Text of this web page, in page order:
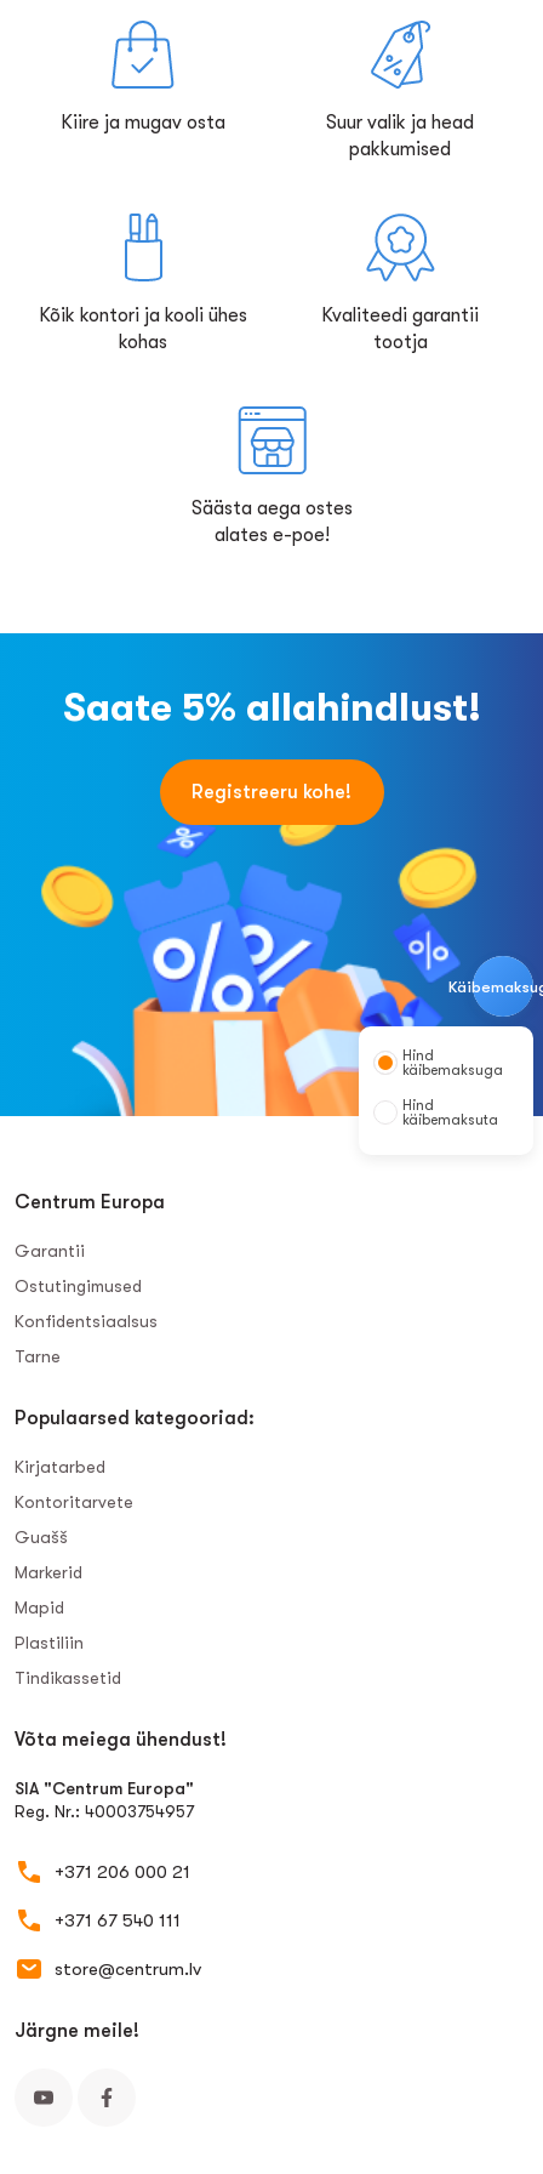
Hind
käibemaksuga
Hind
käibemaksuta
Kiire ja mugav osta
Suur valik ja head
pakkumised
Kõik kontori ja kooli ühes
kohas
Kvaliteedi garantii
tootja
Säästa aega ostes
alates e-poe!
Saate 5% allahindlust!
Registreeru kohe!
Centrum Europa
Garantii
Ostutingimused
Konfidentsiaalsus
Tarne
Populaarsed kategooriad:
Kirjatarbed
Kontoritarvete
Guašš
Markerid
Mapid
Plastiliin
Tindikassetid
Võta meiega ühendust!
SIA "Centrum Europa"
Reg. Nr.: 40003754957
+371 206 000 21
+371 67 540 111
store@centrum.lv
Järgne meile!